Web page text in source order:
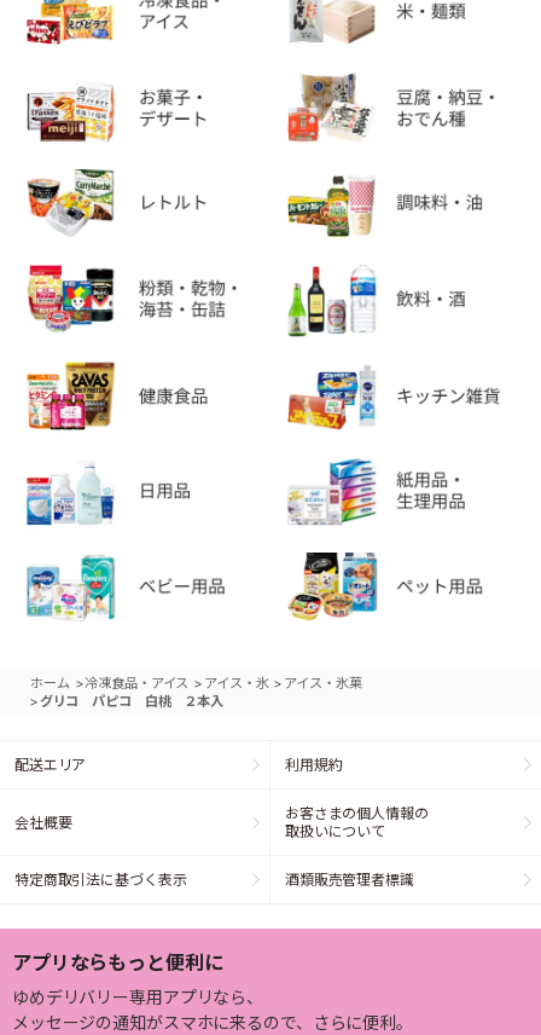
ホーム >冷凍食品・アイス > アイス・氷 > アイス・氷菓
>グリコ パピコ 白桃 ２本入
配送エリア 利用規約
会社概要
お客さまの個人情報の
取扱いについて
特定商取引法に基づく表示 酒類販売管理者標識
アプリならもっと便利に
ゆめデリバリー専用アプリなら、
メッセージの通知がスマホに来るので、さらに便利。